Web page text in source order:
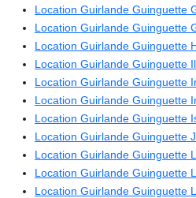
Location Guirlande Guinguette
Location Guirlande Guinguette
Location Guirlande Guinguette
Location Guirlande Guinguette
Location Guirlande Guinguette
Location Guirlande Guinguette
Location Guirlande Guinguette
Location Guirlande Guinguette
Location Guirlande Guinguette
Location Guirlande Guinguette
Location Guirlande Guinguette